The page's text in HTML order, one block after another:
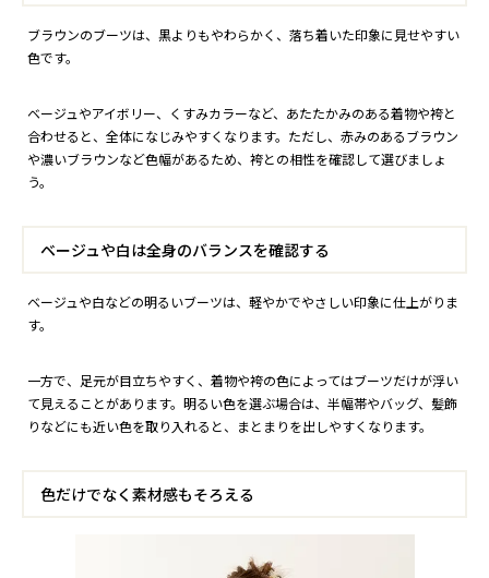
ブラウンのブーツは、黒よりもやわらかく、落ち着いた印象に見せやすい
色です。
ベージュやアイボリー、くすみカラーなど、あたたかみのある着物や袴と
合わせると、全体になじみやすくなります。ただし、赤みのあるブラウン
や濃いブラウンなど色幅があるため、袴との相性を確認して選びましょ
う。
ベージュや白は全身のバランスを確認する
ベージュや白などの明るいブーツは、軽やかでやさしい印象に仕上がりま
す。
一方で、足元が目立ちやすく、着物や袴の色によってはブーツだけが浮い
て見えることがあります。明るい色を選ぶ場合は、半幅帯やバッグ、髪飾
りなどにも近い色を取り入れると、まとまりを出しやすくなります。
色だけでなく素材感もそろえる